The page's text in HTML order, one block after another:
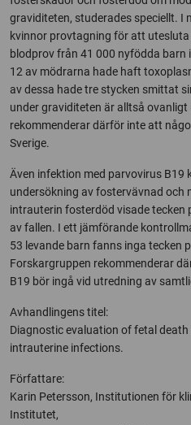
graviditeten, studerades speciellt. I
kvinnor provtagning för att
blodprov från 41 000 nyfödda barn
12 av mödrarna hade haft
av dessa hade tre stycken smittat
under graviditeten är alltså
rekommenderar därför inte att
Sverige.
Även infektion med parvovirus B19
undersökning av fostervävnad och
intrauterin fosterdöd visade tecken
av fallen. I ett jämförande
53 levande barn fanns inga tecken
Forskargruppen rekommenderar
B19 bör ingå vid utredning av
Avhandlingens titel:
Diagnostic evaluation of fetal
intrauterine infections.
Författare:
Karin Petersson, Institutionen för
Institutet,